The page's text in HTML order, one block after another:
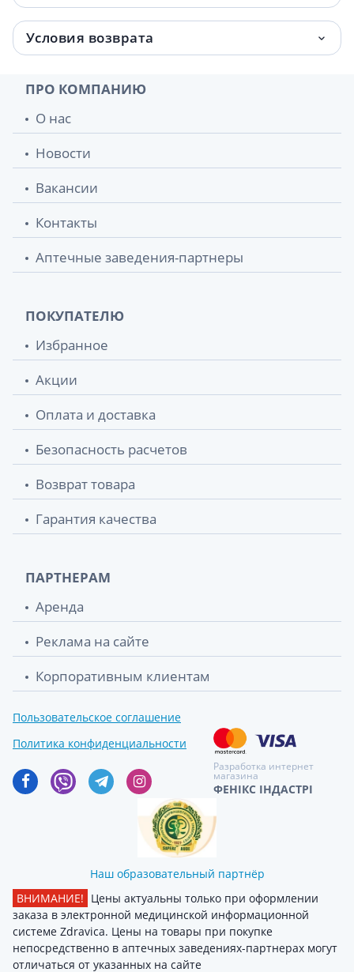
Условия возврата
ПРО КОМПАНИЮ
О нас
Новости
Вакансии
Контакты
Аптечные заведения-партнеры
ПОКУПАТЕЛЮ
Избранное
Акции
Оплата и доставка
Безопасность расчетов
Возврат товара
Гарантия качества
ПАРТНЕРАМ
Аренда
Реклама на сайте
Корпоративным клиентам
Пользовательское соглашение
Политика конфиденциальности
Разработка интернет
магазина
ФЕНІКС ІНДАСТРІ
Наш образовательный партнёр
ВНИМАНИЕ! Цены актуальны только при оформлении
заказа в электронной медицинской информационной
системе Zdravica. Цены на товары при покупке
непосредственно в аптечных заведениях-партнерах могут
отличаться от указанных на сайте